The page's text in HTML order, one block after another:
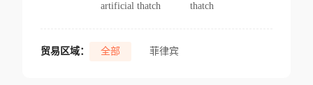
artificial thatch thatch
贸易区域： 全部 菲律宾